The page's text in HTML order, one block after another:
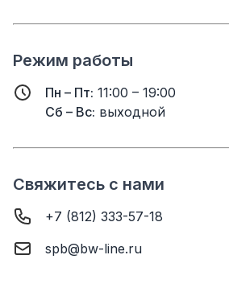
Режим работы
Пн – Пт: 11:00 – 19:00
Сб – Вс: выходной
Свяжитесь с нами
+7 (812) 333-57-18
spb@bw-line.ru